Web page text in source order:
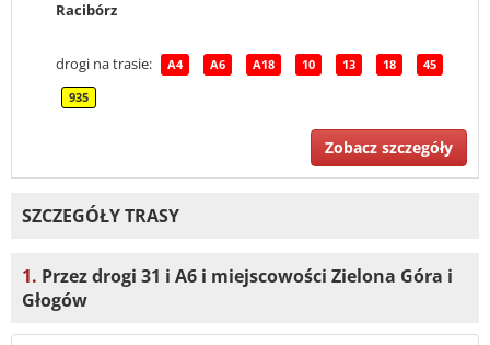
Racibórz
drogi na trasie: A4 A6 A18 10 13 18 45
935
Zobacz szczegóły
SZCZEGÓŁY TRASY
1. Przez drogi 31 i A6 i miejscowości Zielona Góra i
Głogów